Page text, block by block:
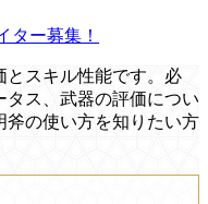
ター募集！
とスキル性能です。必
ス、武器の評価につい
斧の使い方を知りたい方